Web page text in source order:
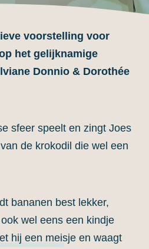
voorstelling voor
het gelijknamige
Donnio & Dorothée
sfeer speelt en zingt Joes
de krokodil die wel een
bananen best lekker,
wel eens een kindje
hij een meisje en waagt